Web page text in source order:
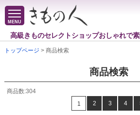
MENU
高級きものセレクトショップおしゃれで
トップページ > 商品検索
商品検索
商品数:304
1
2 3 4